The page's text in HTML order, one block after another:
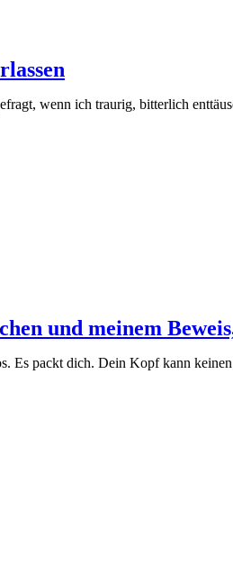
wenn ich traurig, bitterlich
und meinem
packt dich. Dein Kopf kann